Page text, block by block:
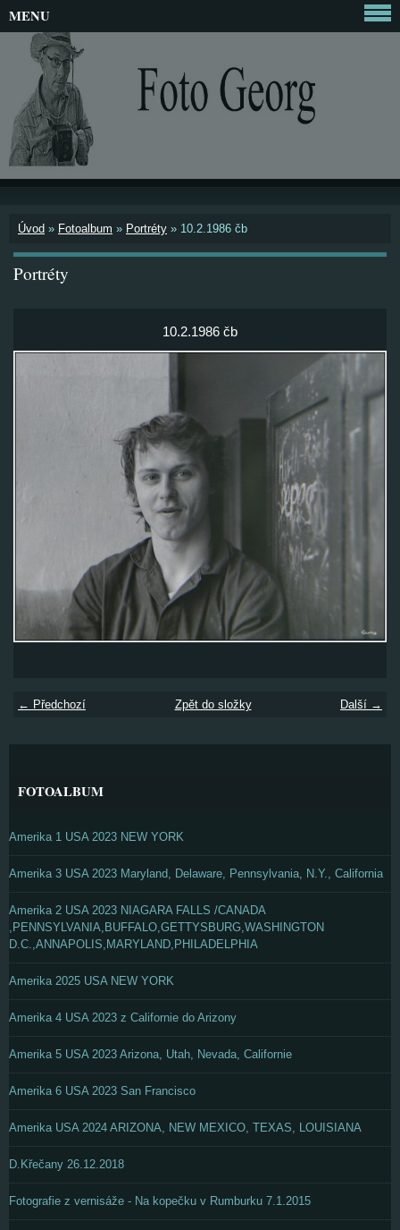
Úvod » Fotoalbum » Portréty » 10.2.1986 čb
Portréty
10.2.1986 čb
← Předchozí Další →
Zpět do složky
MENU
FOTOALBUM
Amerika 1 USA 2023 NEW YORK
Amerika 3 USA 2023 Maryland, Delaware, Pennsylvania, N.Y., California
Amerika 2 USA 2023 NIAGARA FALLS /CANADA
,PENNSYLVANIA,BUFFALO,GETTYSBURG,WASHINGTON
D.C.,ANNAPOLIS,MARYLAND,PHILADELPHIA
Amerika 2025 USA NEW YORK
Amerika 4 USA 2023 z Californie do Arizony
Amerika 5 USA 2023 Arizona, Utah, Nevada, Californie
Amerika 6 USA 2023 San Francisco
Amerika USA 2024 ARIZONA, NEW MEXICO, TEXAS, LOUISIANA
D.Křečany 26.12.2018
Fotografie z vernisáže - Na kopečku v Rumburku 7.1.2015